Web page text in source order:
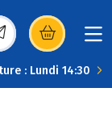
dans une
: Lundi 14:30